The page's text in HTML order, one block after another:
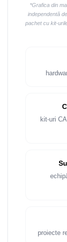
*Grafica din
independentă
pachet cu kit-
kit-uri
proiecte